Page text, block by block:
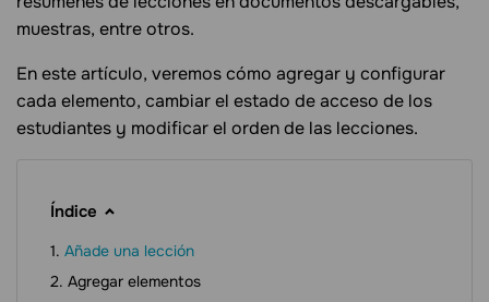
muestras, entre otros.
En este artículo, veremos cómo agregar y configurar
cada elemento, cambiar el estado de acceso de los
estudiantes y modificar el orden de las lecciones.
Índice
Añade una lección
Agregar elementos